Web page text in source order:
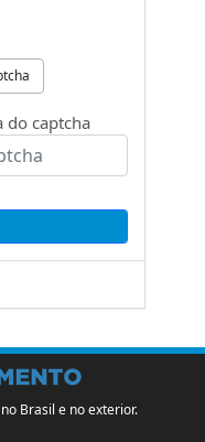
do captcha
Brasil e no exterior.